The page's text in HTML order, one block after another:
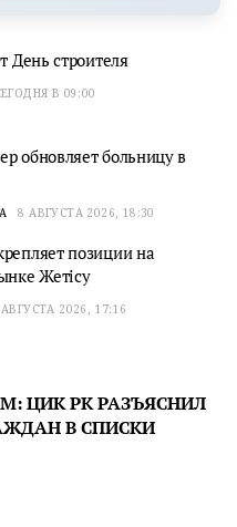
День строителя
В 09:00
обновляет больницу в
8 АВГУСТА 2026, 18:30
позиции на
Жетісу
2026, 17:16
ЦИК РК РАЗЪЯСНИЛ
В СПИСКИ